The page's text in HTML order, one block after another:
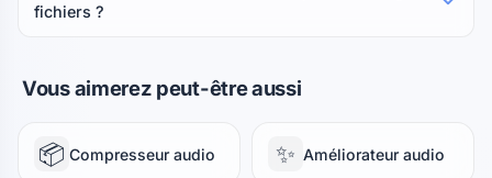
fichiers ?
Vous aimerez peut-être aussi
📦 Compresseur audio ✨ Améliorateur audio